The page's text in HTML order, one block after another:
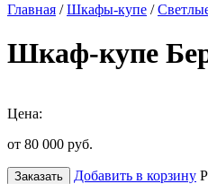
Главная /Шкафы-купе /
Шкаф-купе
Цена:
от 80 000 руб.
Заказать Добавить в корзину